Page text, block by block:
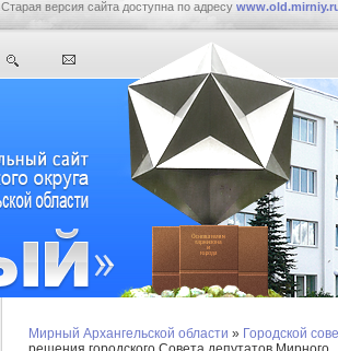
Старая версия сайта доступна по адресу
Мирный Архангельской области » Городской